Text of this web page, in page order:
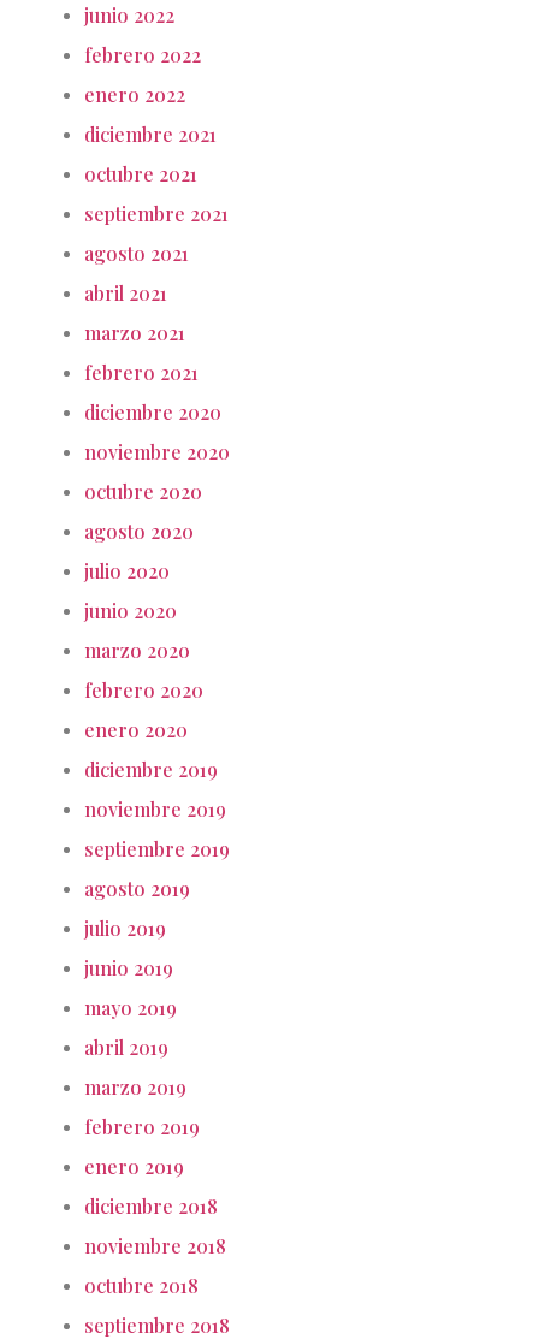
junio 2022
febrero 2022
enero 2022
diciembre 2021
octubre 2021
septiembre 2021
agosto 2021
abril 2021
marzo 2021
febrero 2021
diciembre 2020
noviembre 2020
octubre 2020
agosto 2020
julio 2020
junio 2020
marzo 2020
febrero 2020
enero 2020
diciembre 2019
noviembre 2019
septiembre 2019
agosto 2019
julio 2019
junio 2019
mayo 2019
abril 2019
marzo 2019
febrero 2019
enero 2019
diciembre 2018
noviembre 2018
octubre 2018
septiembre 2018